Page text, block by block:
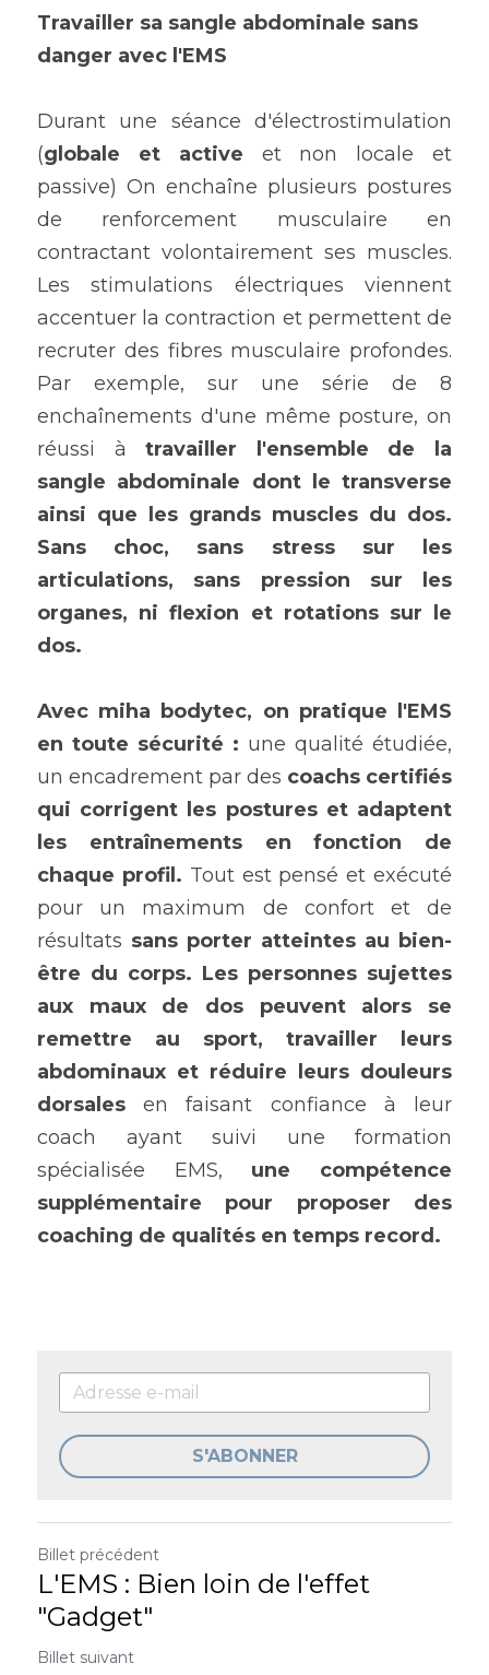
Travailler sa sangle abdominale sans
danger avec l'EMS
Durant une séance d'électrostimulation
(globale et active et non locale et
passive) On enchaîne plusieurs postures
de renforcement musculaire en
contractant volontairement ses muscles.
Les stimulations électriques viennent
accentuer la contraction et permettent de
recruter des fibres musculaire profondes.
Par exemple, sur une série de 8
enchaînements d'une même posture, on
réussi à travailler l'ensemble de la
sangle abdominale dont le transverse
ainsi que les grands muscles du dos.
Sans choc, sans stress sur les
articulations, sans pression sur les
organes, ni flexion et rotations sur le
dos.
Avec miha bodytec, on pratique l'EMS
en toute sécurité : une qualité étudiée,
un encadrement par des coachs certifiés
qui corrigent les postures et adaptent
les entraînements en fonction de
chaque profil. Tout est pensé et exécuté
pour un maximum de confort et de
résultats sans porter atteintes au bien-
être du corps. Les personnes sujettes
aux maux de dos peuvent alors se
remettre au sport, travailler leurs
abdominaux et réduire leurs douleurs
dorsales en faisant confiance à leur
coach ayant suivi une formation
spécialisée EMS, une compétence
supplémentaire pour proposer des
coaching de qualités en temps record.
S'ABONNER
Billet précédent
L'EMS : Bien loin de l'effet
"Gadget"
Billet suivant